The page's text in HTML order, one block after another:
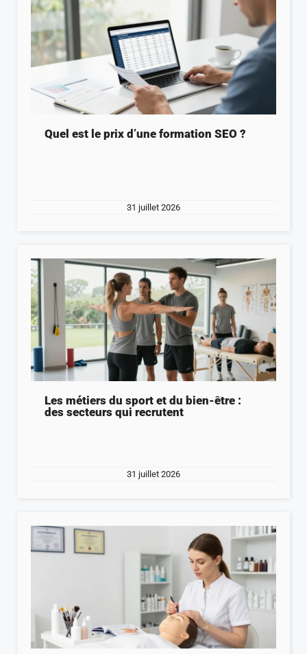
Quel est le prix d’une formation SEO ?
31 juillet 2026
Les métiers du sport et du bien-être :
des secteurs qui recrutent
31 juillet 2026